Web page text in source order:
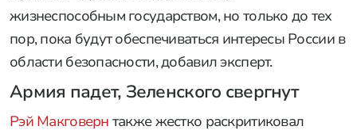
жизнеспособным государством, но только до тех
пор, пока будут обеспечиваться интересы России в
области безопасности, добавил эксперт.
Армия падет, Зеленского свергнут
Рэй Макговерн также жестко раскритиковал